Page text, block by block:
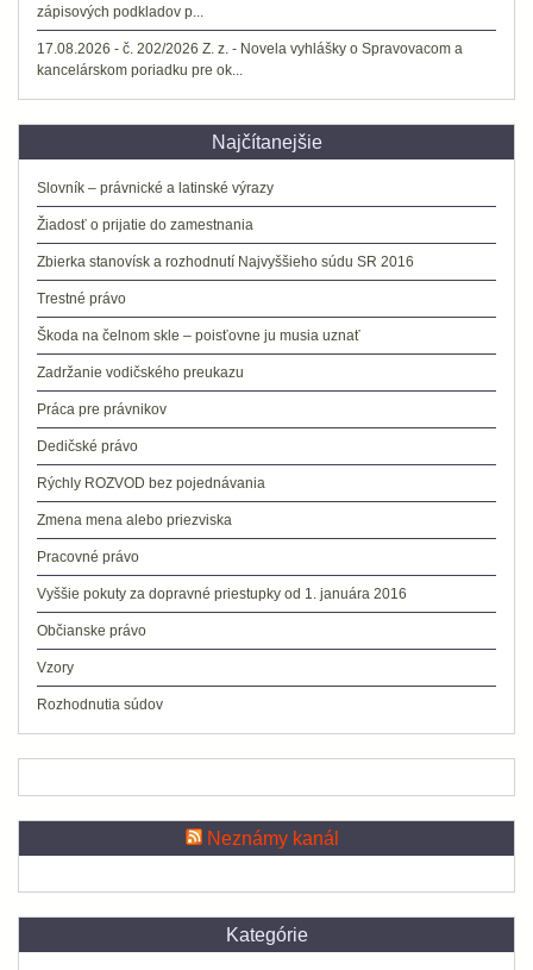
zápisových podkladov p...
17.08.2026 - č. 202/2026 Z. z. - Novela vyhlášky o Spravovacom a
kancelárskom poriadku pre ok...
Najčítanejšie
Slovník – právnické a latinské výrazy
Žiadosť o prijatie do zamestnania
Zbierka stanovísk a rozhodnutí Najvyššieho súdu SR 2016
Trestné právo
Škoda na čelnom skle – poisťovne ju musia uznať
Zadržanie vodičského preukazu
Práca pre právnikov
Dedičské právo
Rýchly ROZVOD bez pojednávania
Zmena mena alebo priezviska
Pracovné právo
Vyššie pokuty za dopravné priestupky od 1. januára 2016
Občianske právo
Vzory
Rozhodnutia súdov
Neznámy kanál
Kategórie